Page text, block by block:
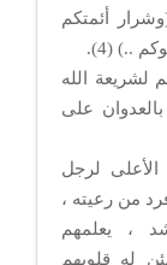
أئمتكم
..) (4).
لشريعة الله
على
لرجل
من رعيته ،
، يعلمهم
له قلوبهم